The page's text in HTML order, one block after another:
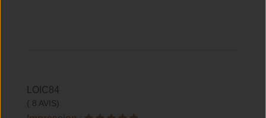
LOIC84
( 8 AVIS)